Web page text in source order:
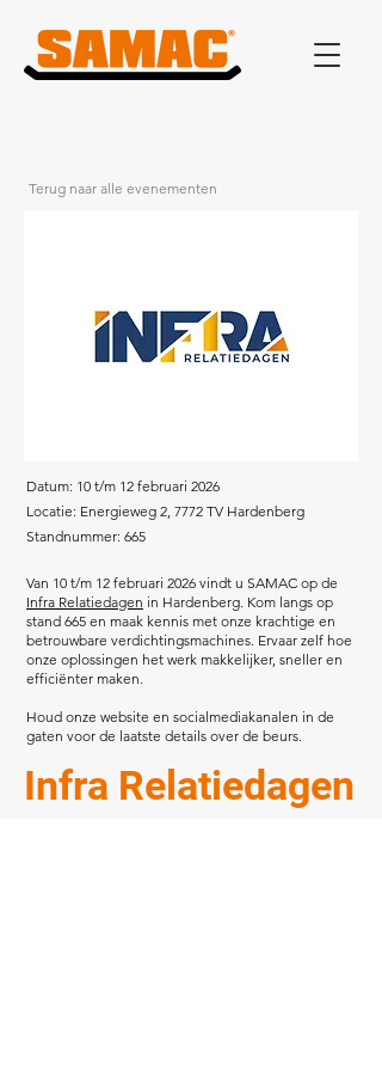
Terug naar alle evenementen
Datum: 10 t/m 12 februari 2026
Locatie: Energieweg 2, 7772 TV Hardenberg
Standnummer: 665
Van 10 t/m 12 februari 2026 vindt u SAMAC op de
Infra Relatiedagen in Hardenberg. Kom langs op
stand 665 en maak kennis met onze krachtige en
betrouwbare verdichtingsmachines. Ervaar zelf hoe
onze oplossingen het werk makkelijker, sneller en
efficiënter maken.
Houd onze website en socialmediakanalen in de
gaten voor de laatste details over de beurs.
Infra Relatiedagen